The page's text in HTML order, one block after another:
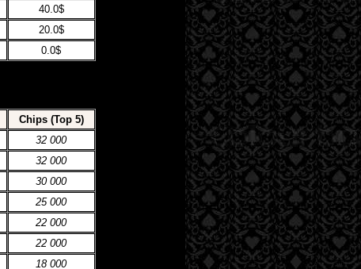
40.0$
20.0$
0.0$
Chips (Top 5)
32 000
32 000
30 000
25 000
22 000
22 000
18 000